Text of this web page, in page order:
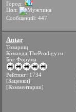
Город:
Пол:
Сообщений: 447
Antar
Товарищ
Команда TheProdigy.ru
Бог Форума
Рейтинг: 1734
[Заценки]
[Комментарии]